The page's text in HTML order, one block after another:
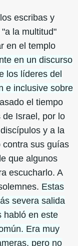
escribas y
la multitud"
en el templo
en un discurso
los líderes del
e inclusive sobre
el tiempo
Israel, por lo
y a la
contra sus guías
que algunos
escucharlo. A
Estas
severa salida
habló en este
Era muy
pero no